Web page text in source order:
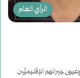
الرأي العام
جيرانهم الإقليميِّين